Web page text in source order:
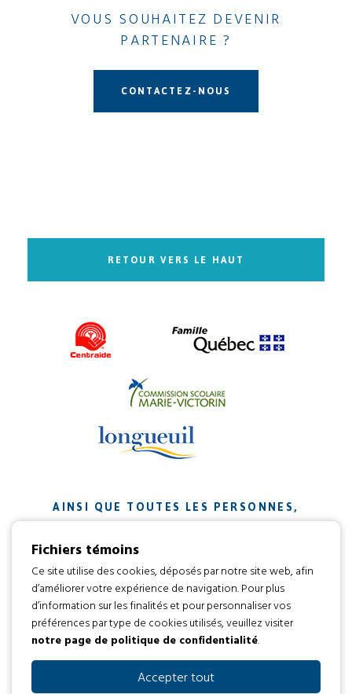
VOUS SOUHAITEZ DEVENIR
PARTENAIRE ?
CONTACTEZ-NOUS
RETOUR VERS LE HAUT
AINSI QUE TOUTES LES PERSONNES,
CONTRIBUÉ À NOTRE MISSION.
Développement web par
Tous droits réservés 2016 © L’envol
Politique de confidentialité
Fichiers témoins
Ce site utilise des cookies, déposés par notre site web, afin
d’améliorer votre expérience de navigation. Pour plus
d’information sur les finalités et pour personnaliser vos
préférences par type de cookies utilisés, veuillez visiter
notre page de politique de confidentialité.
Accepter tout